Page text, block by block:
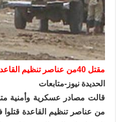
مقتل 40من عناصر تنظيم القاعده في محافطتي ابين والبيضاء
الحديدة نيوز-متابعات
قالت مصادر عسكرية وأمنية
من عناصر تنظيم القاعدة